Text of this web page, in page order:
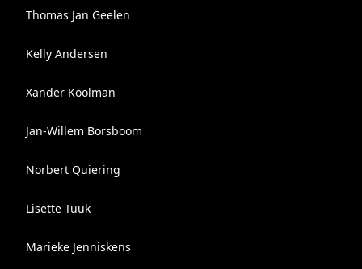
Thomas Jan Geelen
Kelly Andersen
Xander Koolman
Jan-Willem Borsboom
Norbert Quiering
Lisette Tuuk
Marieke Jenniskens